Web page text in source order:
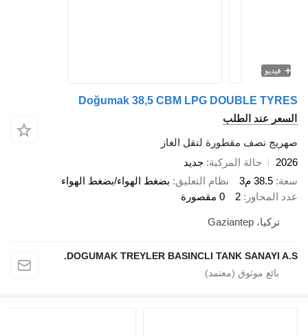
فيديو
Doğumak 38,5 CBM LPG DOUBLE TYRES
السعر عند الطلب
صهريج نصف مقطورة لنقل الغاز
2026
حالة المركبة جديد
سعة 38.5 م3 نظام التعليق بضغط الهواء/بضغط الهواء
عدد المحاور
2 0 مقصورة
تركيا، Gaziantep
DOGUMAK TREYLER BASINCLI TANK SANAYI A.S.